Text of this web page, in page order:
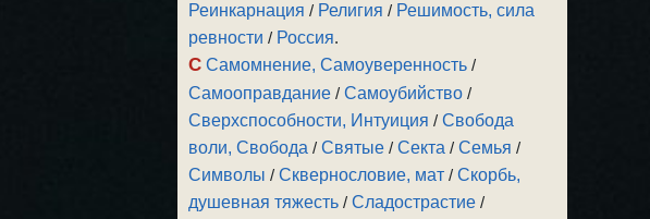
Реинкарнация / Религия / Решимость, сила
ревности / Россия.
С Самомнение, Самоуверенность /
Самооправдание /Самоубийство /
Сверхспособности, Интуиция /Свобода
воли, Свобода /Святые /Секта /Семья /
Символы /Сквернословие, мат /Скорбь,
душевная тяжесть /Сладострастие /